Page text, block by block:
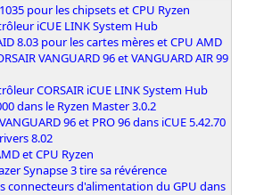
pour les chipsets et CPU Ryzen
iCUE LINK System Hub
8.03 pour les cartes mères et CPU AMD
VANGUARD 96 et VANGUARD AIR 99
CORSAIR iCUE LINK System Hub
dans le Ryzen Master 3.0.2
96 et PRO 96 dans iCUE 5.42.70
8.02
et CPU Ryzen
Synapse 3 tire sa révérence
connecteurs d'alimentation du GPU dans